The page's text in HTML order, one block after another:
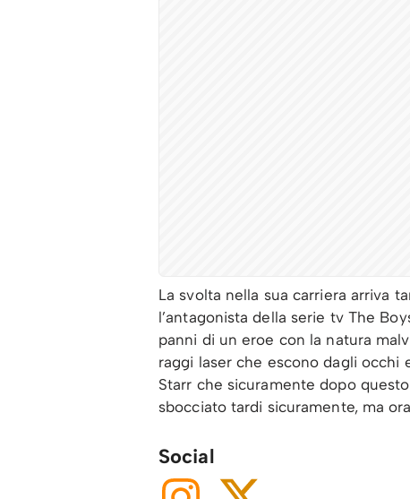
La svolta nella sua carriera arriva
l’antagonista della serie tv The
panni di un eroe con la natura
raggi laser che escono dagli occhi
Starr che sicuramente dopo
sbocciato tardi sicuramente, ma
Social